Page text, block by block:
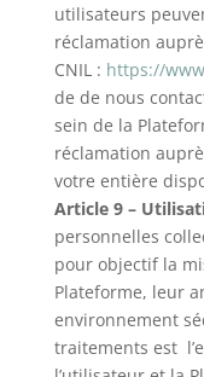
utilisateurs
réclamation
CNIL : https://
de de nous
sein de la
réclamation
votre entière
Article 9 –
personnelles
pour objectif la
Plateforme, leur
environnement
traitements est